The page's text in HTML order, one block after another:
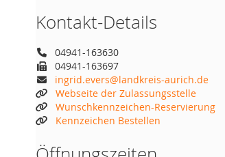
Kontakt-Details
04941-163630
04941-163697
ingrid.evers@landkreis-aurich.de
Webseite der Zulassungsstelle
Wunschkennzeichen-Reservierung
Kennzeichen Bestellen